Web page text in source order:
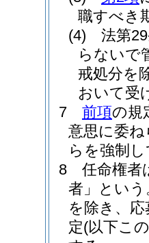
職すべき
(4)
法第
らないで
戒処分を
おいて受
7
前項の規
意思に委
らを強制
8
任命権者
者」という
を除き、
定(以下こ